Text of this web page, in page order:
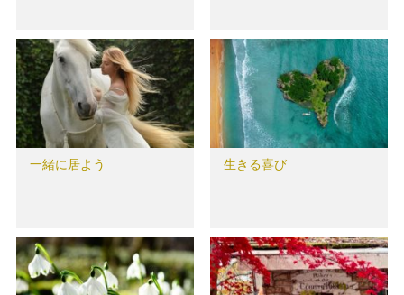
一緒に居よう 生きる喜び